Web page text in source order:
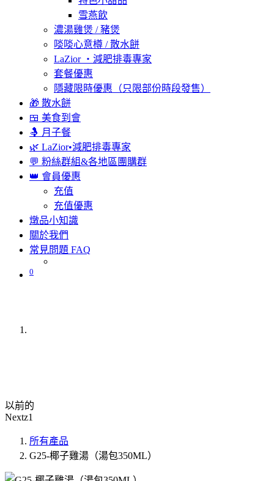
雪燕飲
濃湯雞煲 / 豬煲
啖啖心意樽 / 散水餅
LaZior ・減肥排毒專家
套餐優惠
隱藏限時優惠（只限部份時段發售）
🎁 散水餅
🍱 美食到會
🤱 月子餐
🌿 LaZior•減肥排毒專家
💬 粉絲群組&各地區團購群
👑 會員優惠
充值
充值優惠
燉品小知識
關於我們
常見問題 FAQ
0
以前的
Nextz1
所有產品
G25-椰子雞湯（湯包350ML）